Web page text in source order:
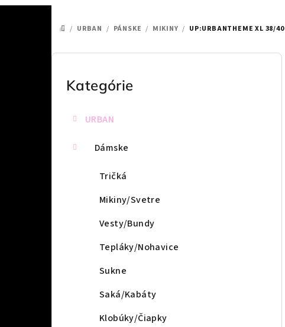
DOMOV
/ URBAN / PÁNSKE / MIKINY / UP:URBANTHEME XL 38/40
B
Preskočiť
kategórie
Kategórie
URBAN
Dámske
Tričká
Mikiny/Svetre
Vesty/Bundy
Tepláky/Nohavice
Sukne
Saká/Kabáty
Klobúky/Čiapky